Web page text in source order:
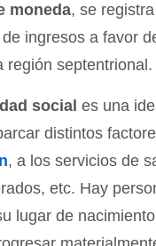
moneda, se
ingresos a favor
región septentrional.
social es una
distintos
, a los servicios de
etc. Hay
lugar de